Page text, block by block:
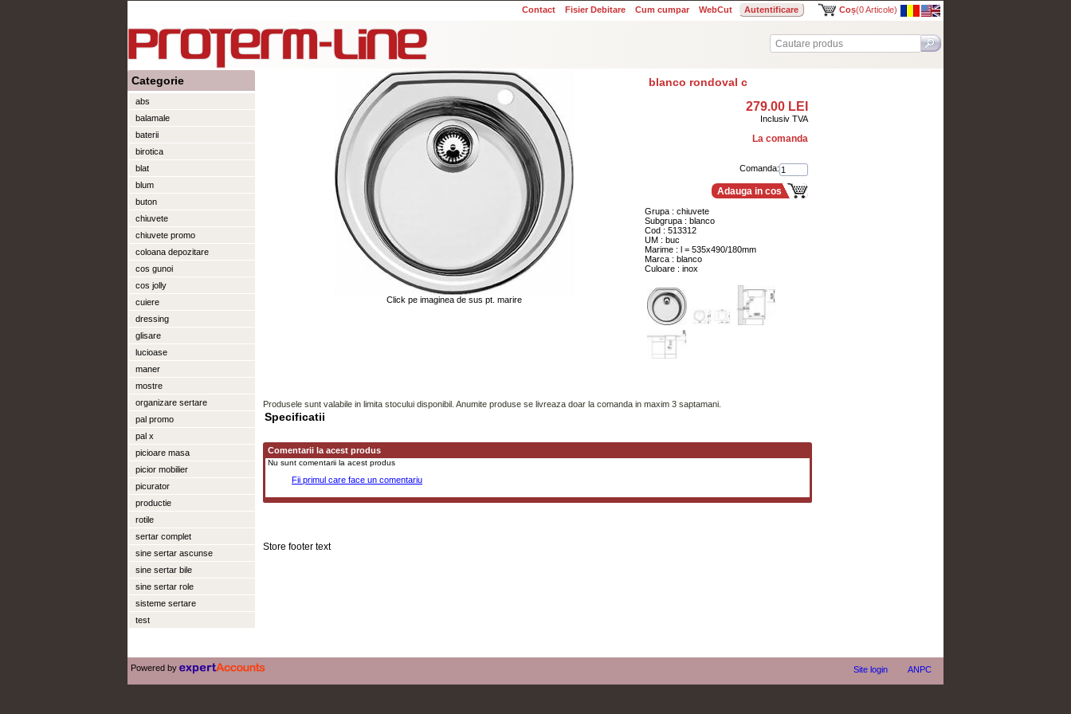
Contact Fisier Debitare Cum cumpar WebCut Autentificare Coș(0 Articole)
Categorie
abs
balamale
baterii
birotica
blat
blum
buton
chiuvete
chiuvete promo
coloana depozitare
cos gunoi
cos jolly
cuiere
dressing
glisare
lucioase
maner
mostre
organizare sertare
pal promo
pal x
picioare masa
picior mobilier
picurator
productie
rotile
sertar complet
sine sertar ascunse
sine sertar bile
sine sertar role
sisteme sertare
test
Click pe imaginea de sus pt. marire
blanco rondoval c
279.00 LEI
Inclusiv TVA
La comanda
Comanda:
Adauga in cos
Grupa : chiuvete
Subgrupa : blanco
Cod : 513312
UM : buc
Marime : l = 535x490/180mm
Marca : blanco
Culoare : inox
Produsele sunt valabile in limita stocului disponibil. Anumite produse se livreaza doar la comanda in maxim 3 saptamani.
Specificatii
Comentarii la acest produs
Nu sunt comentarii la acest produs
Fii primul care face un comentariu
Powered by Site login ANPC